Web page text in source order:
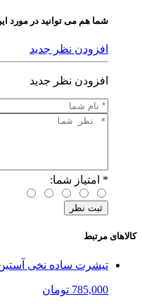
شما هم می توانید در مورد
افزودن نظر جدید
افزودن نظر جدید
* امتیاز شما:
کالاهای مرتبط
تیشرت ساده نخی
785,000 تومان